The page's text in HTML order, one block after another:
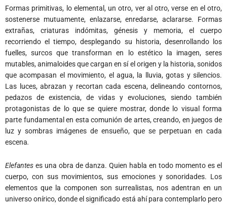
Formas primitivas, lo elemental, un otro, ver al otro, verse en el otro,
sostenerse mutuamente, enlazarse, enredarse, aclararse. Formas
extrañas, criaturas indómitas, génesis y memoria, el cuerpo
recorriendo el tiempo, desplegando su historia, desenrollando los
fuelles, surcos que transforman en lo estético la imagen, seres
mutables, animaloides que cargan en sí el origen y la historia, sonidos
que acompasan el movimiento, el agua, la lluvia, gotas y silencios.
Las luces, abrazan y recortan cada escena, delineando contornos,
pedazos de existencia, de vidas y evoluciones, siendo también
protagonistas de lo que se quiere mostrar, donde lo visual forma
parte fundamental en esta comunión de artes, creando, en juegos de
luz y sombras imágenes de ensueño, que se perpetuan en cada
escena.
Elefantes es una obra de danza. Quien habla en todo momento es el
cuerpo, con sus movimientos, sus emociones y sonoridades. Los
elementos que la componen son surrealistas, nos adentran en un
universo onírico, donde el significado está ahí para contemplarlo pero